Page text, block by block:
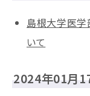
島根大学医学
いて
2024年01月